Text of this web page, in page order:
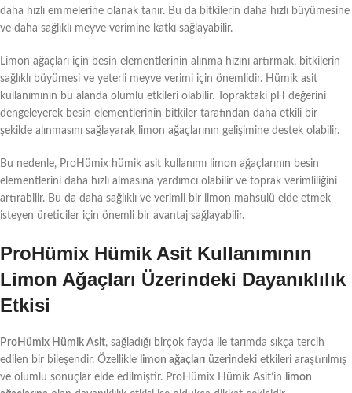
daha hızlı emmelerine olanak tanır. Bu da bitkilerin daha hızlı büyümesine
ve daha sağlıklı meyve verimine katkı sağlayabilir.
Limon ağaçları için besin elementlerinin alınma hızını artırmak, bitkilerin
sağlıklı büyümesi ve yeterli meyve verimi için önemlidir. Hümik asit
kullanımının bu alanda olumlu etkileri olabilir. Topraktaki pH değerini
dengeleyerek besin elementlerinin bitkiler tarafından daha etkili bir
şekilde alınmasını sağlayarak limon ağaçlarının gelişimine destek olabilir.
Bu nedenle, ProHümix hümik asit kullanımı limon ağaçlarının besin
elementlerini daha hızlı almasına yardımcı olabilir ve toprak verimliliğini
artırabilir. Bu da daha sağlıklı ve verimli bir limon mahsulü elde etmek
isteyen üreticiler için önemli bir avantaj sağlayabilir.
ProHümix Hümik Asit Kullanımının
Limon Ağaçları Üzerindeki Dayanıklılık
Etkisi
ProHümix Hümik Asit, sağladığı birçok fayda ile tarımda sıkça tercih
edilen bir bileşendir. Özellikle limon ağaçları üzerindeki etkileri araştırılmış
ve olumlu sonuçlar elde edilmiştir. ProHümix Hümik Asit’in
limon